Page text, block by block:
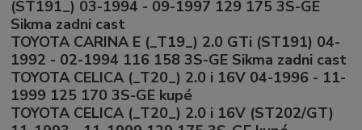
(ST191_) 03-1994 - 09-1997 129 175 3S-GE
Sikma zadni cast
TOYOTA CARINA E (_T19_) 2.0 GTi (ST191) 04-
1992 - 02-1994 116 158 3S-GE Sikma zadni cast
TOYOTA CELICA (_T20_) 2.0 i 16V 04-1996 - 11-
1999 125 170 3S-GE kupé
TOYOTA CELICA (_T20_) 2.0 i 16V (ST202/GT)